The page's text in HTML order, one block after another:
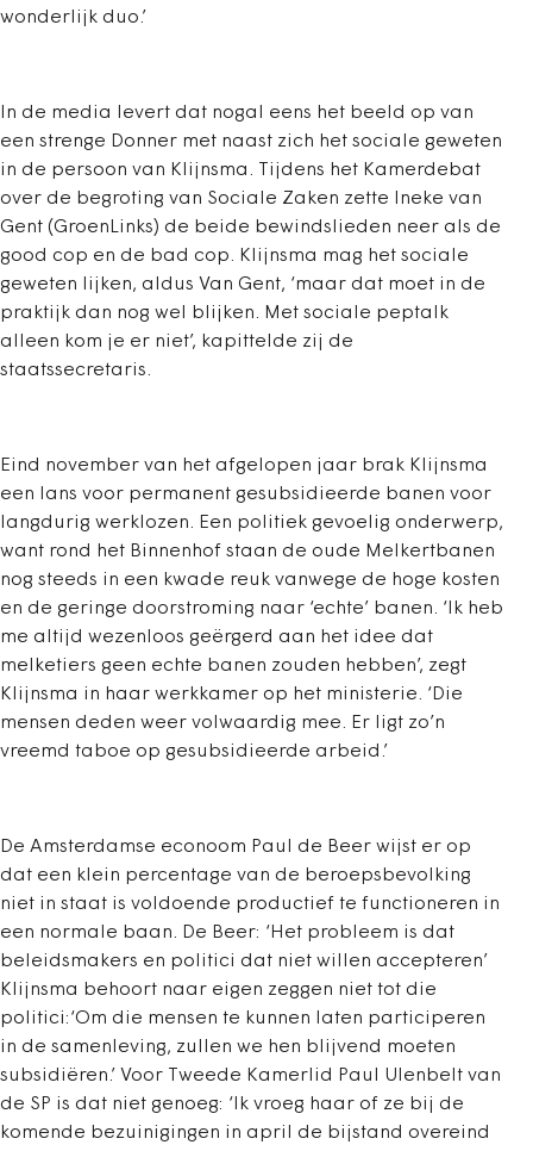
wonderlijk duo.’
In de media levert dat nogal eens het beeld op van
een strenge Donner met naast zich het sociale geweten
in de persoon van Klijnsma. Tijdens het Kamerdebat
over de begroting van Sociale Zaken zette Ineke van
Gent (GroenLinks) de beide bewindslieden neer als de
good cop en de bad cop. Klijnsma mag het sociale
geweten lijken, aldus Van Gent, ‘maar dat moet in de
praktijk dan nog wel blijken. Met sociale peptalk
alleen kom je er niet’, kapittelde zij de
staatssecretaris.
Eind november van het afgelopen jaar brak Klijnsma
een lans voor permanent gesubsidieerde banen voor
langdurig werklozen. Een politiek gevoelig onderwerp,
want rond het Binnenhof staan de oude Melkertbanen
nog steeds in een kwade reuk vanwege de hoge kosten
en de geringe doorstroming naar ‘echte’ banen. ‘Ik heb
me altijd wezenloos geërgerd aan het idee dat
melketiers geen echte banen zouden hebben’, zegt
Klijnsma in haar werkkamer op het ministerie. ‘Die
mensen deden weer volwaardig mee. Er ligt zo’n
vreemd taboe op gesubsidieerde arbeid.’
De Amsterdamse econoom Paul de Beer wijst er op
dat een klein percentage van de beroepsbevolking
niet in staat is voldoende productief te functioneren in
een normale baan. De Beer: ‘Het probleem is dat
beleidsmakers en politici dat niet willen accepteren’
Klijnsma behoort naar eigen zeggen niet tot die
politici:‘Om die mensen te kunnen laten participeren
in de samenleving, zullen we hen blijvend moeten
subsidiëren.’ Voor Tweede Kamerlid Paul Ulenbelt van
de SP is dat niet genoeg: ‘Ik vroeg haar of ze bij de
komende bezuinigingen in april de bijstand overeind